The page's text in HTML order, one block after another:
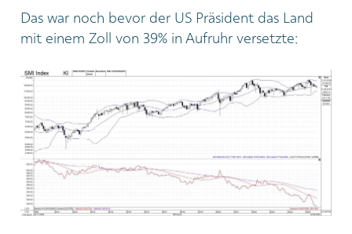
Das war noch bevor der US Präsident das Land
mit einem Zoll von 39% in Aufruhr versetzte: